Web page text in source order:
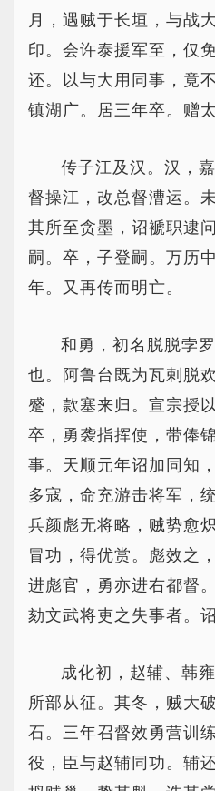
月，遇贼于长垣，与战
印。会许泰援军至，仅
还。以与大用同事，竟
镇湖广。居三年卒。赠
传子江及汉。汉，
督操江，改总督漕运。
其所至贪墨，诏褫职逮
嗣。卒，子登嗣。万历
年。又再传而明亡。
和勇，初名脱脱孛
也。阿鲁台既为瓦剌脱
蹙，款塞来归。宣宗授
卒，勇袭指挥使，带俸
事。天顺元年诏加同知
多寇，命充游击将军，
兵颜彪无将略，贼势愈
冒功，得优赏。彪效之
进彪官，勇亦进右都督
劾文武将吏之失事者。
成化初，赵辅、韩
所部从征。其冬，贼大
石。三年召督效勇营训
役，臣与赵辅同功。辅